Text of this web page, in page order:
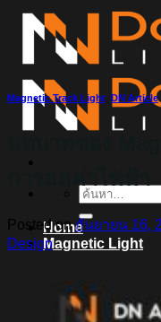
ข้าม
เนื้อหา
ค้นหา:
Home
Magnetic Light
Magnetic Track Light DN Article
Posted onกันยายน 16,
Design